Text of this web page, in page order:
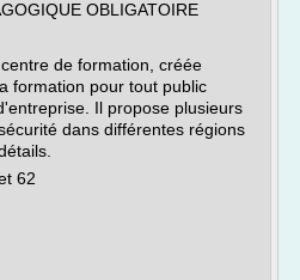
OBLIGATOIRE
de formation, créée
formation pour tout public
Il propose plusieurs
dans différentes régions
62